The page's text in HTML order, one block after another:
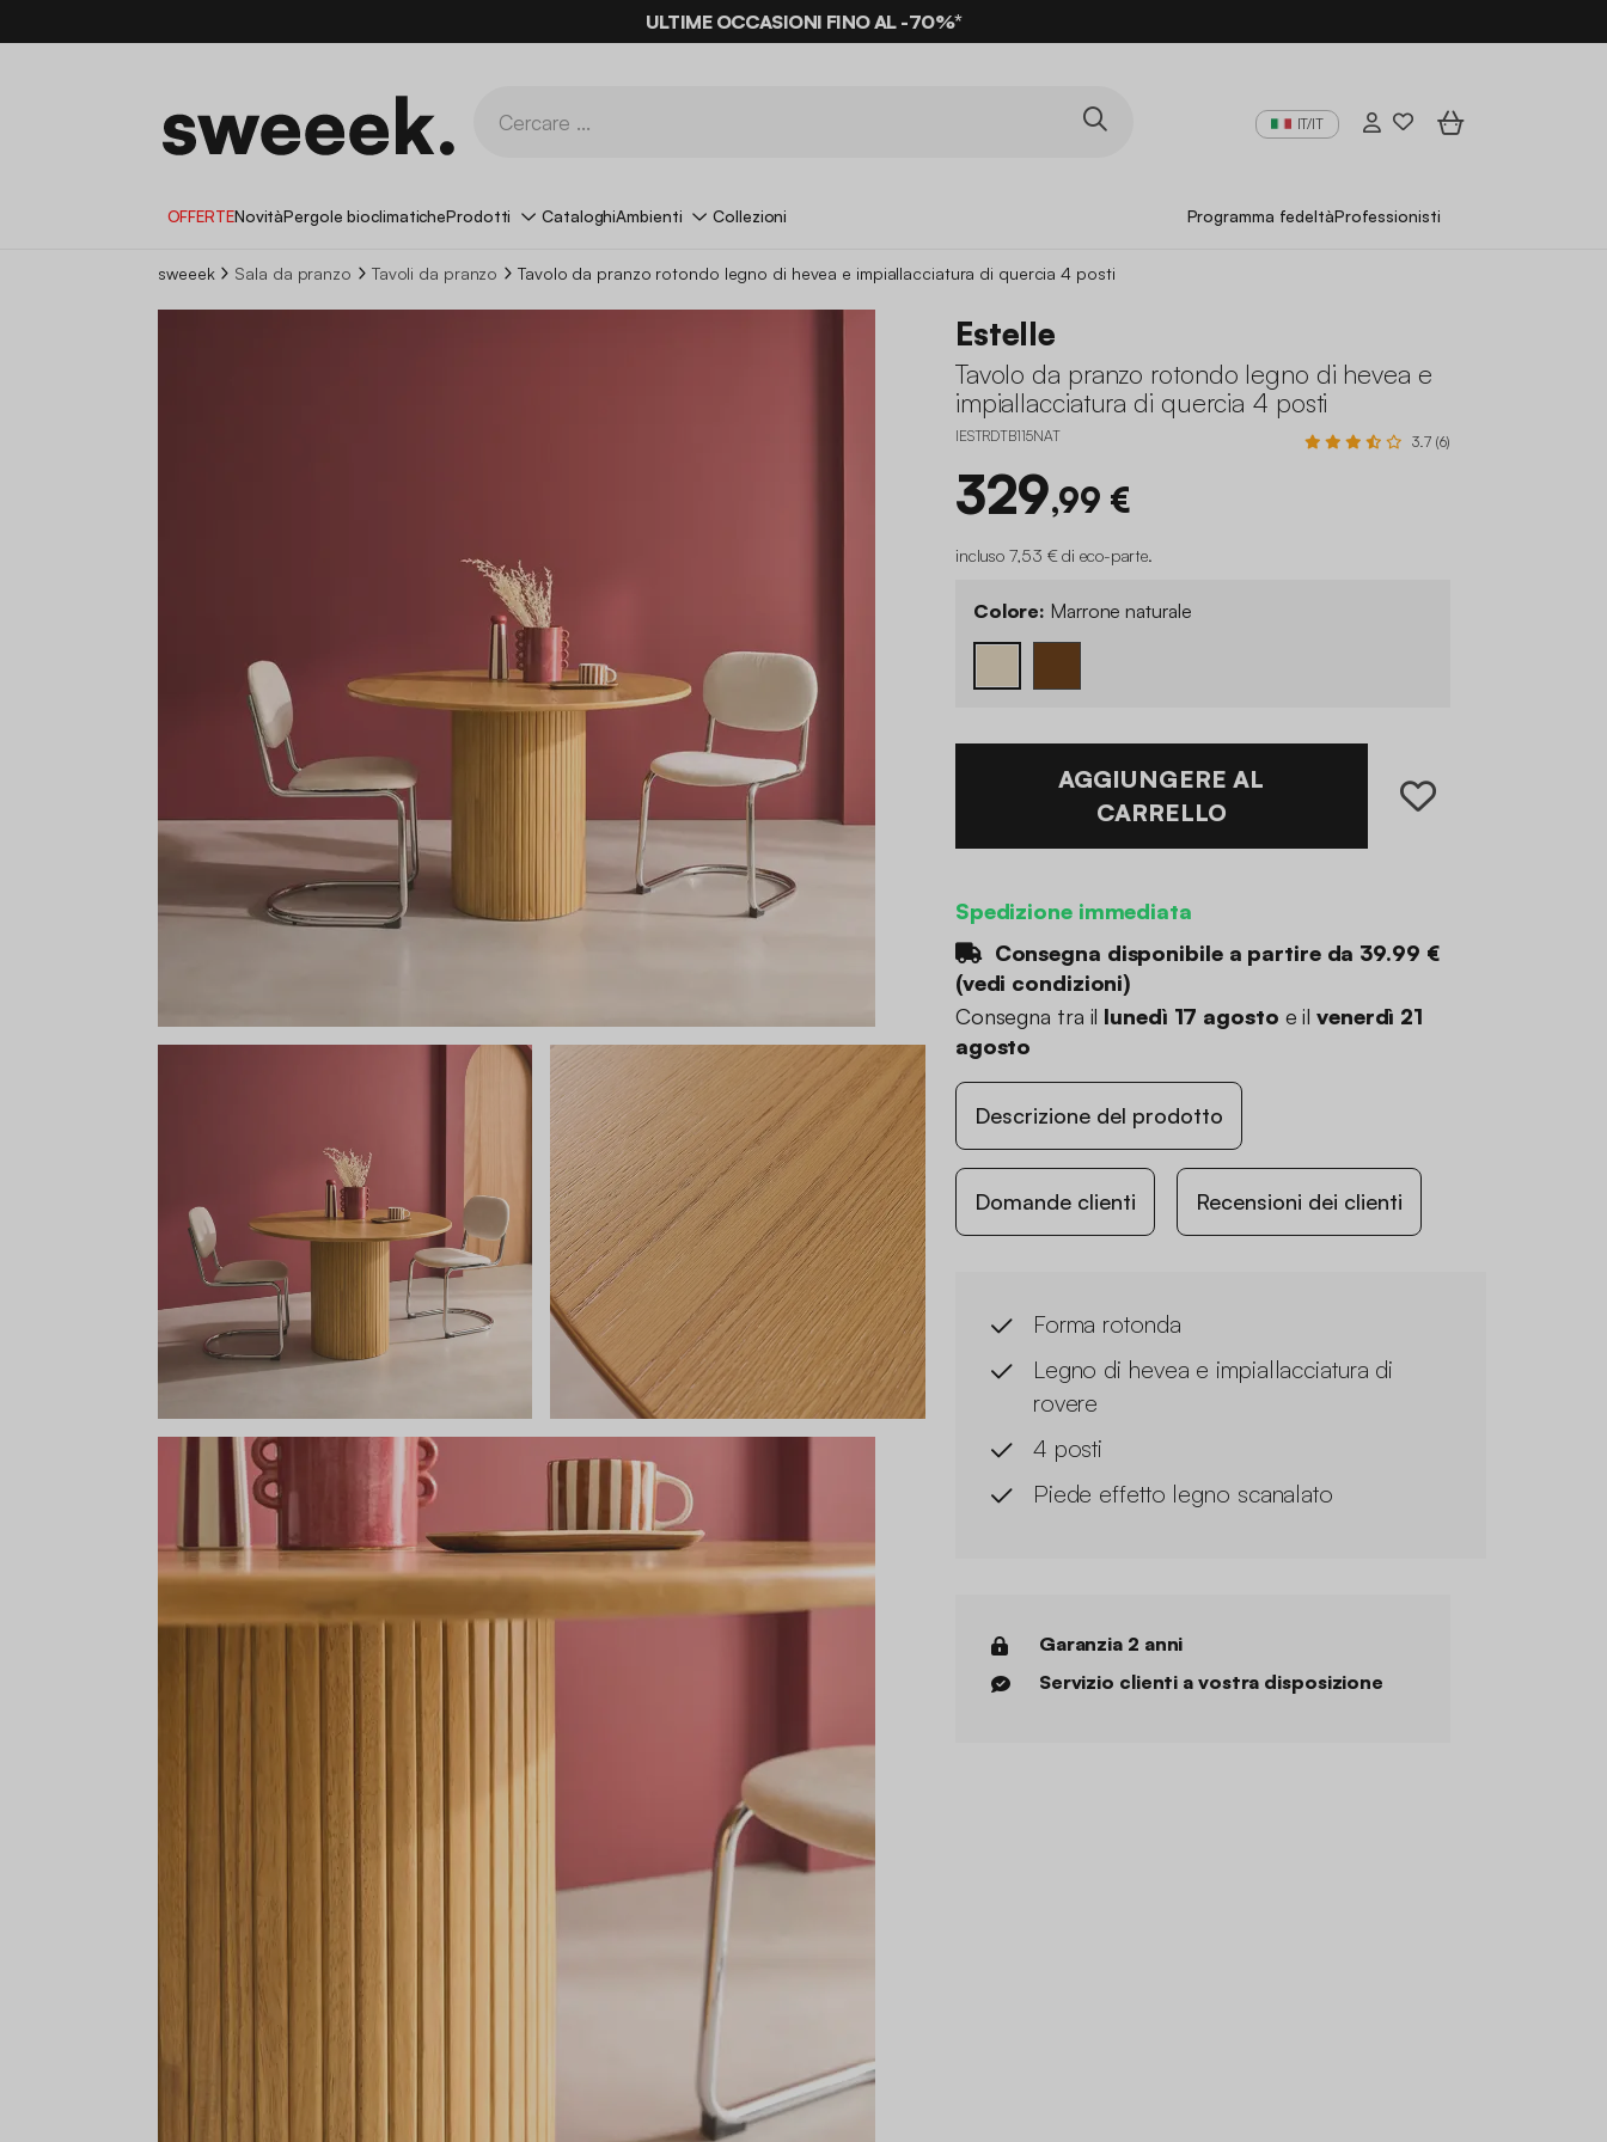
ULTIME OCCASIONI FINO AL -70%*
IT/IT
OFFERTENovitàPergole bioclimaticheProdotti CataloghiAmbienti Collezioni Programma fedeltàProfessionisti
sweeek Sala da pranzo Tavoli da pranzo Tavolo da pranzo rotondo legno di hevea e impiallacciatura di quercia 4 posti
Estelle
Tavolo da pranzo rotondo legno di hevea e
impiallacciatura di quercia 4 posti
IESTRDTB115NAT 3.7 (6)
329,99 €
incluso 7,53 € di eco-parte.
Colore: Marrone naturale
AGGIUNGERE AL
CARRELLO
Spedizione immediata
Consegna disponibile a partire da 39.99 €
(vedi condizioni)
Consegna tra il lunedì 17 agosto e ilvenerdì 21
agosto
Descrizione del prodotto
Domande clienti Recensioni dei clienti
Forma rotonda
Legno di hevea e impiallacciatura di
rovere
4 posti
Piede effetto legno scanalato
Garanzia 2 anni
Servizio clienti a vostra disposizione